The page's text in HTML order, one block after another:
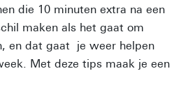
die 10 minuten extra na een
maken als het gaat om
en dat gaat je weer helpen
Met deze tips maak je een